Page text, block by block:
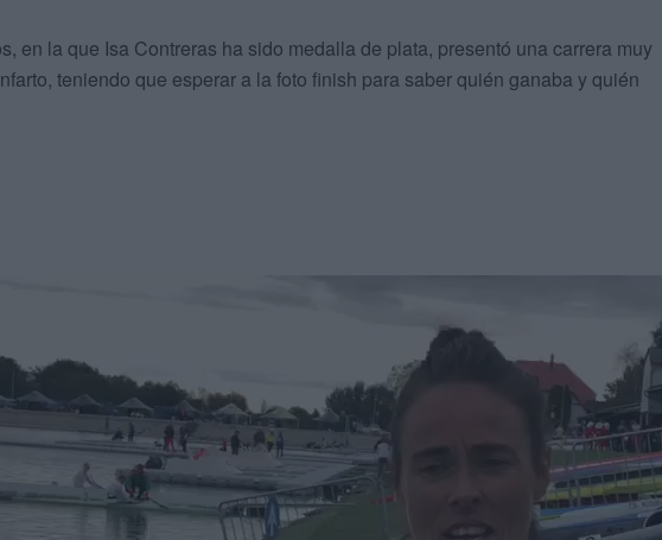
en la que Isa Contreras ha sido medalla de plata, presentó una carrera muy
teniendo que esperar a la foto finish para saber quién ganaba y quién